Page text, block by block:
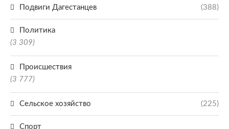
Подвиги Дагестанцев (388)
Политика
(3 309)
Происшествия
(3 777)
Сельское хозяйство (225)
Спорт